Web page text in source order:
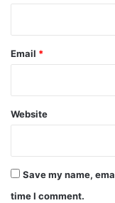
Email *
Website
Save my name,
time I comment.